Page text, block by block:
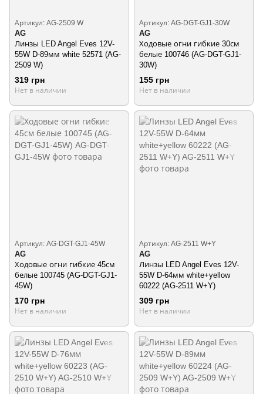
Артикул: AG-2509 W
AG
Линзы LED Angel Eves 12V-
55W D-89мм white 52571 (AG-
2509 W)
319 грн
Нет в наличии
Артикул: AG-DGT-GJ1-30W
AG
Ходовые огни гибкие 30см
белые 100746 (AG-DGT-GJ1-
30W)
155 грн
Нет в наличии
Артикул: AG-DGT-GJ1-45W
AG
Ходовые огни гибкие 45см
белые 100745 (AG-DGT-GJ1-
45W)
170 грн
Нет в наличии
Артикул: AG-2511 W+Y
AG
Линзы LED Angel Eves 12V-
55W D-64мм white+yellow
60222 (AG-2511 W+Y)
309 грн
Нет в наличии